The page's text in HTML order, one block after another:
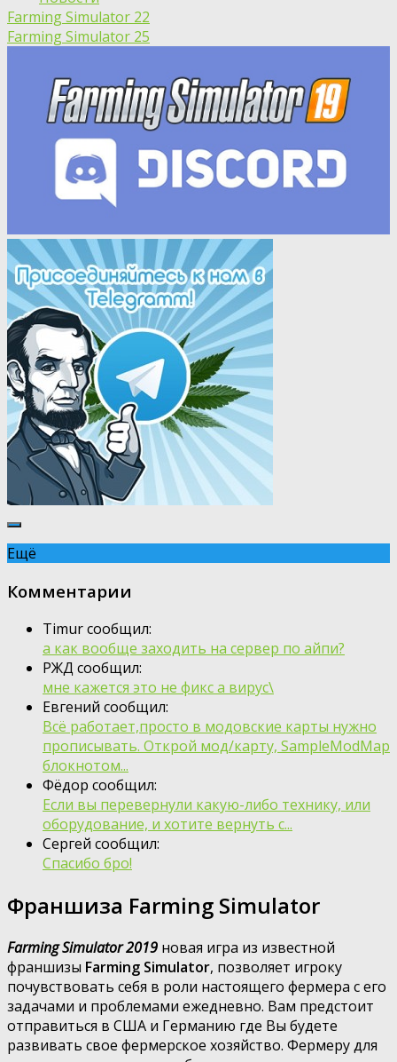
Farming Simulator 22
Farming Simulator 25
Ещё
Комментарии
Timur сообщил:
а как вообще заходить на сервер по айпи?
РЖД сообщил:
мне кажется это не фикс а вирус\
Евгений сообщил:
Всё работает,просто в модовские карты нужно
прописывать. Открой мод/карту, SampleModMap
блокнотом...
Фёдор сообщил:
Если вы перевернули какую-либо технику, или
оборудование, и хотите вернуть с...
Сергей сообщил:
Спасибо бро!
Франшиза Farming Simulator
Farming Simulator 2019 новая игра из известной
франшизы Farming Simulator, позволяет игроку
почувствовать себя в роли настоящего фермера с его
задачами и проблемами ежедневно. Вам предстоит
отправиться в США и Германию где Вы будете
развивать свое фермерское хозяйство. Фермеру для